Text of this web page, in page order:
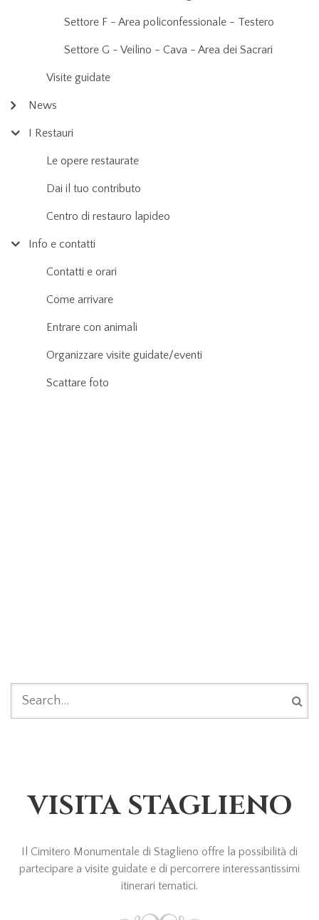
Settore F - Area policonfessionale - Testero
Settore G - Veilino - Cava - Area dei Sacrari
Visite guidate
News
I Restauri
Le opere restaurate
Dai il tuo contributo
Centro di restauro lapideo
Info e contatti
Contatti e orari
Come arrivare
Entrare con animali
Organizzare visite guidate/eventi
Scattare foto
FORM DI RICERCA
VISITA STAGLIENO
Il Cimitero Monumentale di Staglieno offre la possibilità di
partecipare a visite guidate e di percorrere interessantissimi
itinerari tematici.